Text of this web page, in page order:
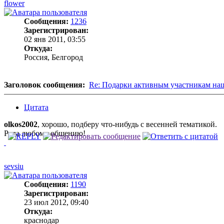
flower
Сообщения: 1236
Зарегистрирован:
02 янв 2011, 03:55
Откуда:
Россия, Белгород
Заголовок сообщения: Re: Подарки активным участникам
Цитата
olkos2002, хорошо, подберу что-нибудь с весенней тематикой.
Рада любому общению!
sevsiu
Сообщения: 1190
Зарегистрирован:
23 июл 2012, 09:40
Откуда:
краснодар